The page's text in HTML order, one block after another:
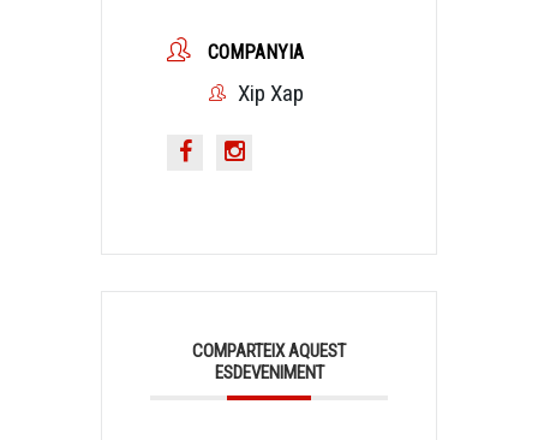
COMPANYIA
Xip Xap
COMPARTEIX AQUEST
ESDEVENIMENT